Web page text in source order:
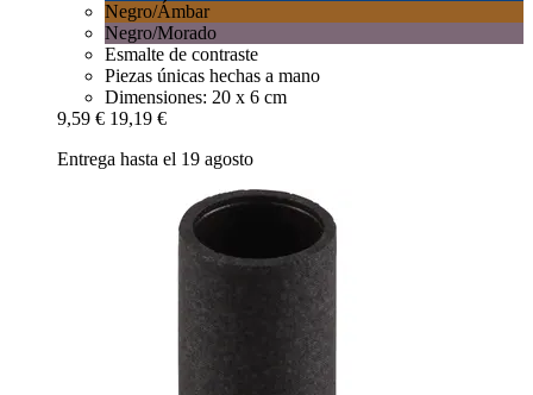
Negro/Ámbar
Negro/Morado
Esmalte de contraste
Piezas únicas hechas a mano
Dimensiones: 20 x 6 cm
9,59 € 19,19 €
Entrega hasta el 19 agosto